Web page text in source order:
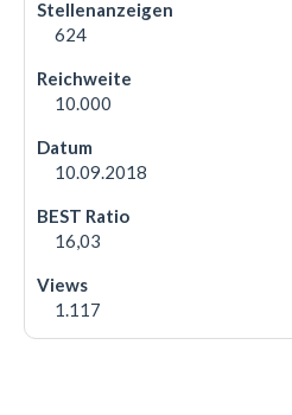
624
10.000
10.09.2018
16,03
1.117